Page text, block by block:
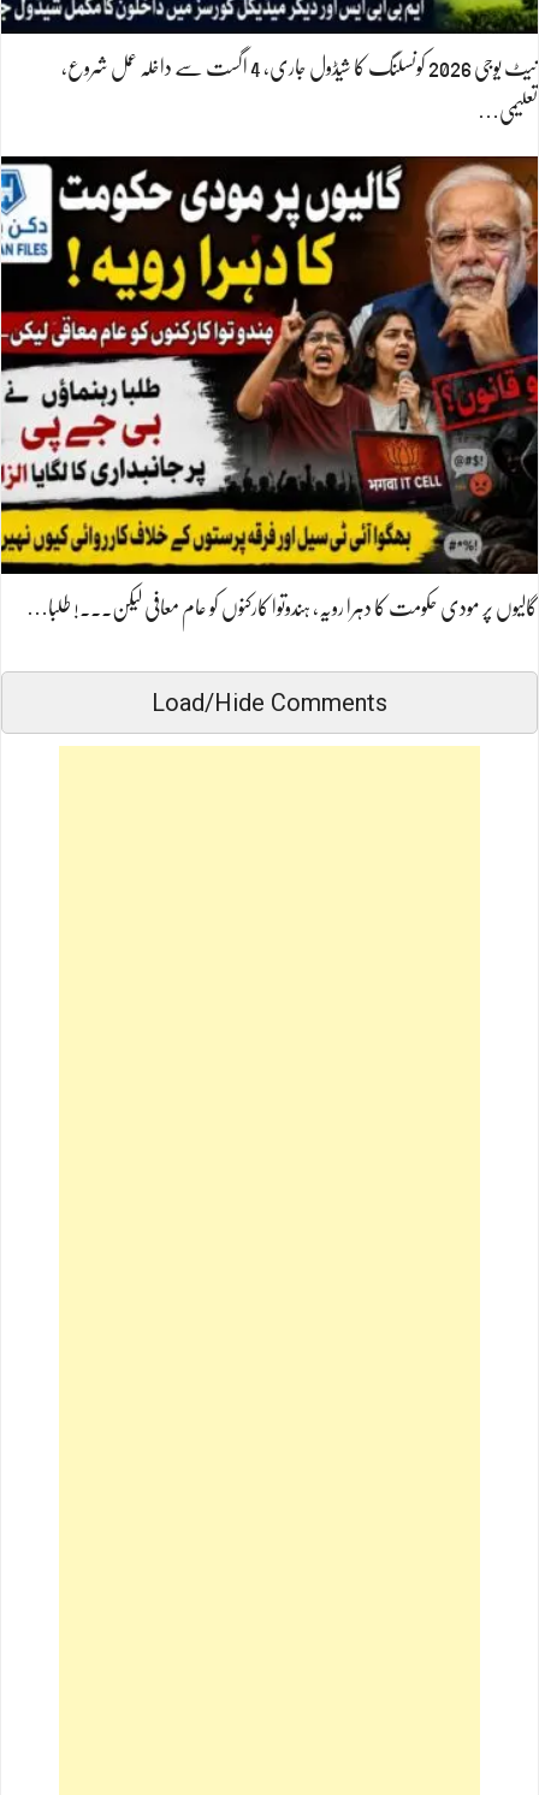
نیٹ یوجی 2026 کونسلنگ کا شیڈول جاری، 4 اگست سے داخلہ عمل شروع،
تعلیمی…
گالیوں پر مودی حکومت کا دہرا رویہ، ہندوتوا کارکنوں کو عام معافی لیکن۔۔۔! طلبا…
Load/Hide Comments